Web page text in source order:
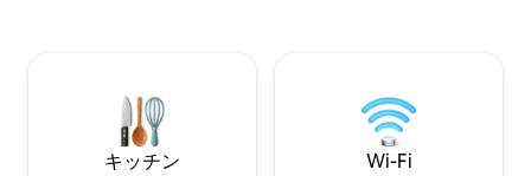
のシャワー、洗濯
とダイニングスペ
コン/暖房。
キッチン Wi-Fi